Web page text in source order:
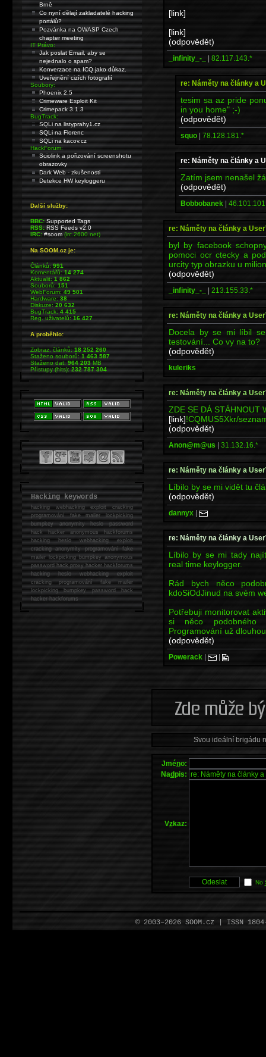
[link]
[link]
(odpovědět)
_infinity_-_ | 82.117.143.*
re: Náměty na články a
tesim sa az pride
in you home" ;-)
(odpovědět)
squo | 78.128.181.*
re: Náměty na články a
Zatím jsem nenašel
(odpovědět)
Bobbobanek |
re: Náměty na články a
byl by facebook
pomoci ocr ctecky a
urcity typ obrazku u
(odpovědět)
_infinity_-_ | 213.155.33.*
re: Náměty na články a
Docela by se mi líbil
testování... Co vy na to?
(odpovědět)
kuleriks
re: Náměty na články a
ZDE SE DÁ STÁHNOUT
[link]!CQMUS5Xkr/
(odpovědět)
Anon@m@us | 31.132.16.*
re: Náměty na články a
Líbilo by se mi vidět tu
(odpovědět)
dannyx |
re: Náměty na články a
Líbilo by se mi tady
real time keylogger.
Rád bych něco
kdoSiOdJinud na svém
Potřebuji monitorovat
si něco podobného
Programování už
(odpovědět)
Powerack | |
Svou ideální brigádu
Jméno:
Nadpis:
Vzkaz:
No
Brně
Co nyní dělají zakladatelé hacking
portálů?
Pozvánka na OWASP Czech
chapter meeting
IT Právo:
Jak poslat Email, aby se
nejednalo o spam?
Konverzace na ICQ jako důkaz.
Uveřejnění cizích fotografií
Soubory:
Phoenix 2.5
Crimeware Exploit Kit
Crimepack 3.1.3
BugTrack:
SQLi na listyprahy1.cz
SQLi na Florenc
SQLi na kacov.cz
HackForum:
Sciolink a pořizování screenshotu
obrazovky
Dark Web - zkušenosti
Detekce HW keyloggeru
Další služby:
BBC: Supported Tags
RSS: RSS Feeds v2.0
IRC: #soom(irc.2600.net)
Na SOOM.cz je:
Článků:991
Komentářů:14 274
Aktualit:1 862
Souborů:151
WebForum:49 501
Hardware:38
Diskuze:20 632
BugTrack:4 415
Reg. uživatelů:16 427
A proběhlo:
Zobraz. článků:18 252 260
Staženo souborů:1 463 587
Staženo dat:964 203MB
Přístupy (hits):232 787 304
Hacking keywords
hackingwebhacking exploit cracking
programování fake mailer lockpicking
bumpkey anonymity heslo password
hackhacker anonymous hackforums
hackingheslo webhacking exploit
cracking anonymity programování fake
mailer lockpicking bumpkey anonymous
password hack proxy hacker hackforums
hacking heslo webhacking exploit
cracking programování fake mailer
lockpicking bumpkey password hack
hackerhackforums
© 2003–2026 SOOM.cz | ISSN